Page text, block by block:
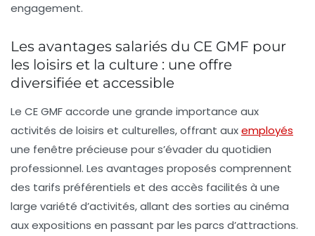
engagement.
Les avantages salariés du CE GMF pour
les loisirs et la culture : une offre
diversifiée et accessible
Le CE GMF accorde une grande importance aux
activités de loisirs et culturelles, offrant auxemployés
une fenêtre précieuse pour s’évader du quotidien
professionnel. Les avantages proposés comprennent
des tarifs préférentiels et des accès facilités à une
large variété d’activités, allant des sorties au cinéma
aux expositions en passant par les parcs d’attractions.